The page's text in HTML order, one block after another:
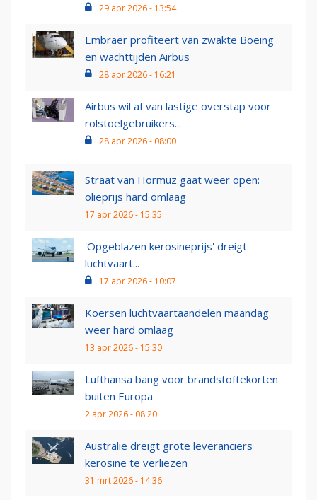
29 apr 2026 - 13:54
Embraer profiteert van zwakte Boeing
en wachttijden Airbus
28 apr 2026 - 16:21
Airbus wil af van lastige overstap voor
rolstoelgebruikers...
28 apr 2026 - 08:00
Straat van Hormuz gaat weer open:
olieprijs hard omlaag
17 apr 2026 - 15:35
'Opgeblazen kerosineprijs' dreigt
luchtvaart...
17 apr 2026 - 10:07
Koersen luchtvaartaandelen maandag
weer hard omlaag
13 apr 2026 - 15:30
Lufthansa bang voor brandstoftekorten
buiten Europa
2 apr 2026 - 08:20
Australië dreigt grote leveranciers
kerosine te verliezen
31 mrt 2026 - 14:36